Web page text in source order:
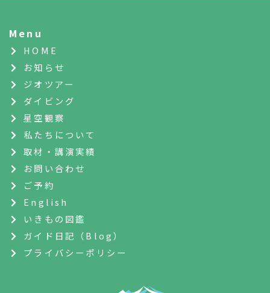
Menu
HOME
お知らせ
ジオツアー
ダイビング
星空観察
私たちについて
取材・講演実績
お問い合わせ
ご予約
English
いきもの図鑑
ガイド日記（Blog）
プライバシーポリシー